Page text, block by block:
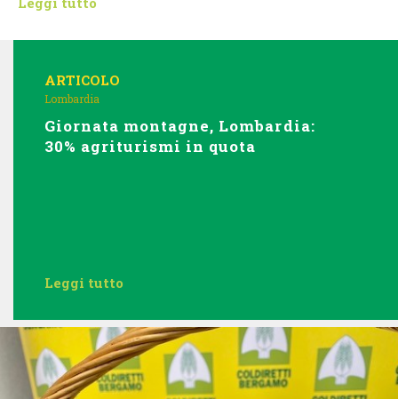
ARTICOLO
Lombardia
Giornata montagne, Lombardia:
30% agriturismi in quota
Leggi tutto